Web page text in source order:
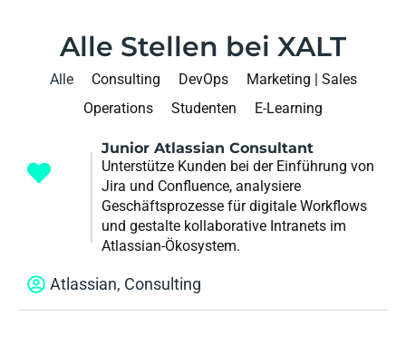
Alle Stellen bei XALT
Alle Consulting DevOps
Marketing | Sales
Operations
Studenten E-Learning
Junior Atlassian Consultant
Unterstütze Kunden bei der Einführung von
Jira und Confluence, analysiere
Geschäftsprozesse für digitale Workflows
und gestalte kollaborative Intranets im
Atlassian-Ökosystem.
Atlassian, Consulting